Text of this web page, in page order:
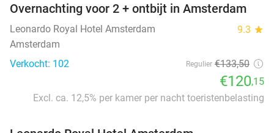
Overnachting voor 2 + ontbijt in Amsterdam
Leonardo Royal Hotel Amsterdam 9.3 star
Amsterdam
Verkocht: 102
Regulier €133,50
€120,15
Excl. ca. 12,5% per kamer per nacht toeristenbelasting